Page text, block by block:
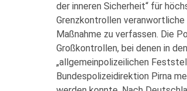
der inneren Sicherheit“ für
Grenzkontrollen
Maßnahme zu verfassen. Die
Großkontrollen, bei denen in
„allgemeinpolizeilichen
Bundespolizeidirektion Pirna